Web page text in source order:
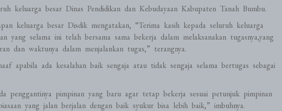
keluarga besar Dinas Pendidikan dan Kebudayaan Kabupaten Tanah Bumbu.
keluarga besar Disdik mengatakan, “Terima kasih kepada seluruh keluarga
yang selama ini telah bersama sama bekerja dalam melaksanakan tugasnya,yang
dan waktunya dalam menjalankan tugas,” terangnya.
apabila ada kesalahan baik sengaja atau tidak sengaja selama bertugas sebagai
penggantinya pimpinan yang baru agar tetap bekerja sesuai petunjuk pimpinan
yang jalan berjalan dengan baik syukur bisa lebih baik,” imbuhnya.